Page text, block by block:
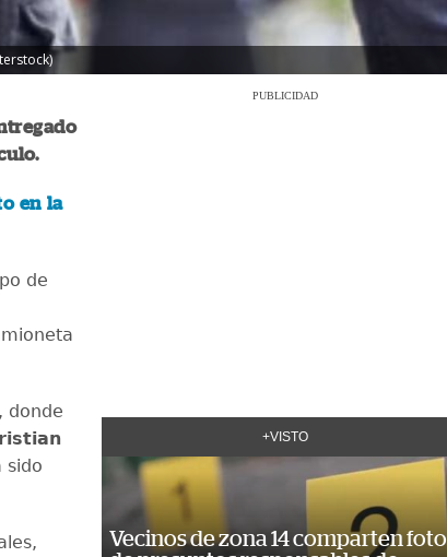
en la
de
, donde
sido
PUBLICIDAD
+VISTO
Vecinos de zona 14 comparten foto